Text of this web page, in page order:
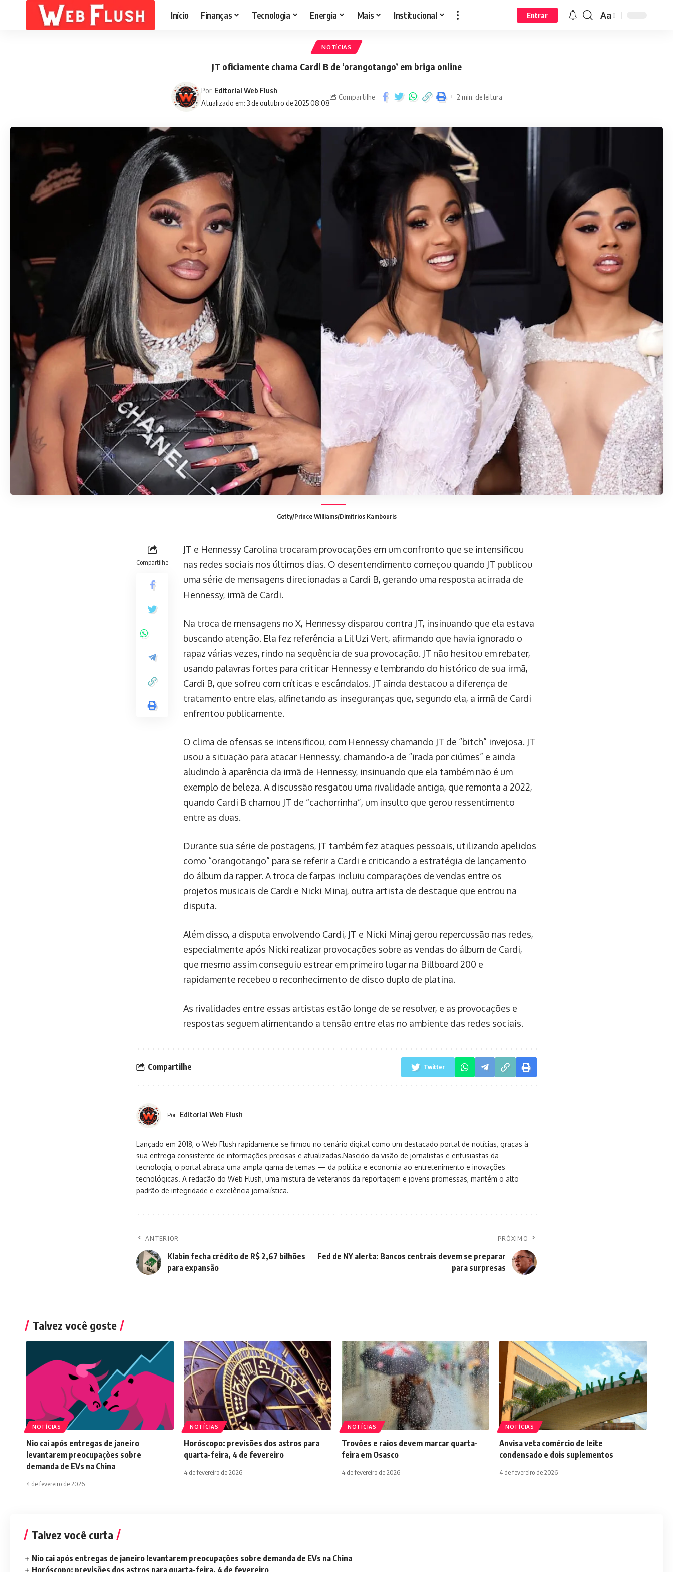
Início Finanças Tecnologia Energia Mais Institucional Entrar Aa
NOTÍCIAS
JT oficiamente chama Cardi B de ‘orangotango’ em briga online
Atualizado em: 3 de outubro de 2025 08:08
Por Editorial Web Flush
Compartilhe 2 min. de leitura
Getty/Prince Williams/Dimitrios Kambouris
Compartilhe
JT e Hennessy Carolina trocaram provocações em um confronto que se intensificou
nas redes sociais nos últimos dias. O desentendimento começou quando JT publicou
uma série de mensagens direcionadas a Cardi B, gerando uma resposta acirrada de
Hennessy, irmã de Cardi.
Na troca de mensagens no X, Hennessy disparou contra JT, insinuando que ela estava
buscando atenção. Ela fez referência a Lil Uzi Vert, afirmando que havia ignorado o
rapaz várias vezes, rindo na sequência de sua provocação. JT não hesitou em rebater,
usando palavras fortes para criticar Hennessy e lembrando do histórico de sua irmã,
Cardi B, que sofreu com críticas e escândalos. JT ainda destacou a diferença de
tratamento entre elas, alfinetando as inseguranças que, segundo ela, a irmã de Cardi
enfrentou publicamente.
O clima de ofensas se intensificou, com Hennessy chamando JT de “bitch” invejosa. JT
usou a situação para atacar Hennessy, chamando-a de “irada por ciúmes” e ainda
aludindo à aparência da irmã de Hennessy, insinuando que ela também não é um
exemplo de beleza. A discussão resgatou uma rivalidade antiga, que remonta a 2022,
quando Cardi B chamou JT de “cachorrinha”, um insulto que gerou ressentimento
entre as duas.
Durante sua série de postagens, JT também fez ataques pessoais, utilizando apelidos
como “orangotango” para se referir a Cardi e criticando a estratégia de lançamento
do álbum da rapper. A troca de farpas incluiu comparações de vendas entre os
projetos musicais de Cardi e Nicki Minaj, outra artista de destaque que entrou na
disputa.
Além disso, a disputa envolvendo Cardi, JT e Nicki Minaj gerou repercussão nas redes,
especialmente após Nicki realizar provocações sobre as vendas do álbum de Cardi,
que mesmo assim conseguiu estrear em primeiro lugar na Billboard 200 e
rapidamente recebeu o reconhecimento de disco duplo de platina.
As rivalidades entre essas artistas estão longe de se resolver, e as provocações e
respostas seguem alimentando a tensão entre elas no ambiente das redes sociais.
Compartilhe Twitter
Por Editorial Web Flush
Lançado em 2018, o Web Flush rapidamente se firmou no cenário digital como um destacado portal de notícias, graças à
sua entrega consistente de informações precisas e atualizadas.Nascido da visão de jornalistas e entusiastas da
tecnologia, o portal abraça uma ampla gama de temas — da política e economia ao entretenimento e inovações
tecnológicas. A redação do Web Flush, uma mistura de veteranos da reportagem e jovens promessas, mantém o alto
padrão de integridade e excelência jornalística.
ANTERIOR
Klabin fecha crédito de R$ 2,67 bilhões
para expansão
PRÓXIMO
Fed de NY alerta: Bancos centrais devem se preparar
para surpresas
Talvez você goste
NOTÍCIAS
Nio cai após entregas de janeiro
levantarem preocupações sobre
demanda de EVs na China
4 de fevereiro de 2026
NOTÍCIAS
Horóscopo: previsões dos astros para
quarta-feira, 4 de fevereiro
4 de fevereiro de 2026
NOTÍCIAS
Trovões e raios devem marcar quarta-
feira em Osasco
4 de fevereiro de 2026
NOTÍCIAS
Anvisa veta comércio de leite
condensado e dois suplementos
4 de fevereiro de 2026
Talvez você curta
Nio cai após entregas de janeiro levantarem preocupações sobre demanda de EVs na China
Horóscopo: previsões dos astros para quarta-feira, 4 de fevereiro